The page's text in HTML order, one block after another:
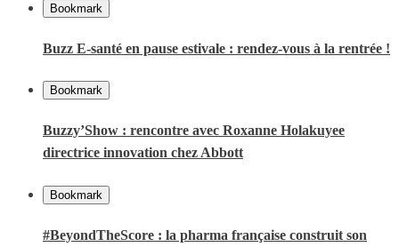
Bookmark
Buzz E-santé en pause estivale : rendez-vous à la rentrée !
Bookmark
Buzzy’Show : rencontre avec Roxanne Holakuyee
directrice innovation chez Abbott
Bookmark
#BeyondTheScore : la pharma française construit son